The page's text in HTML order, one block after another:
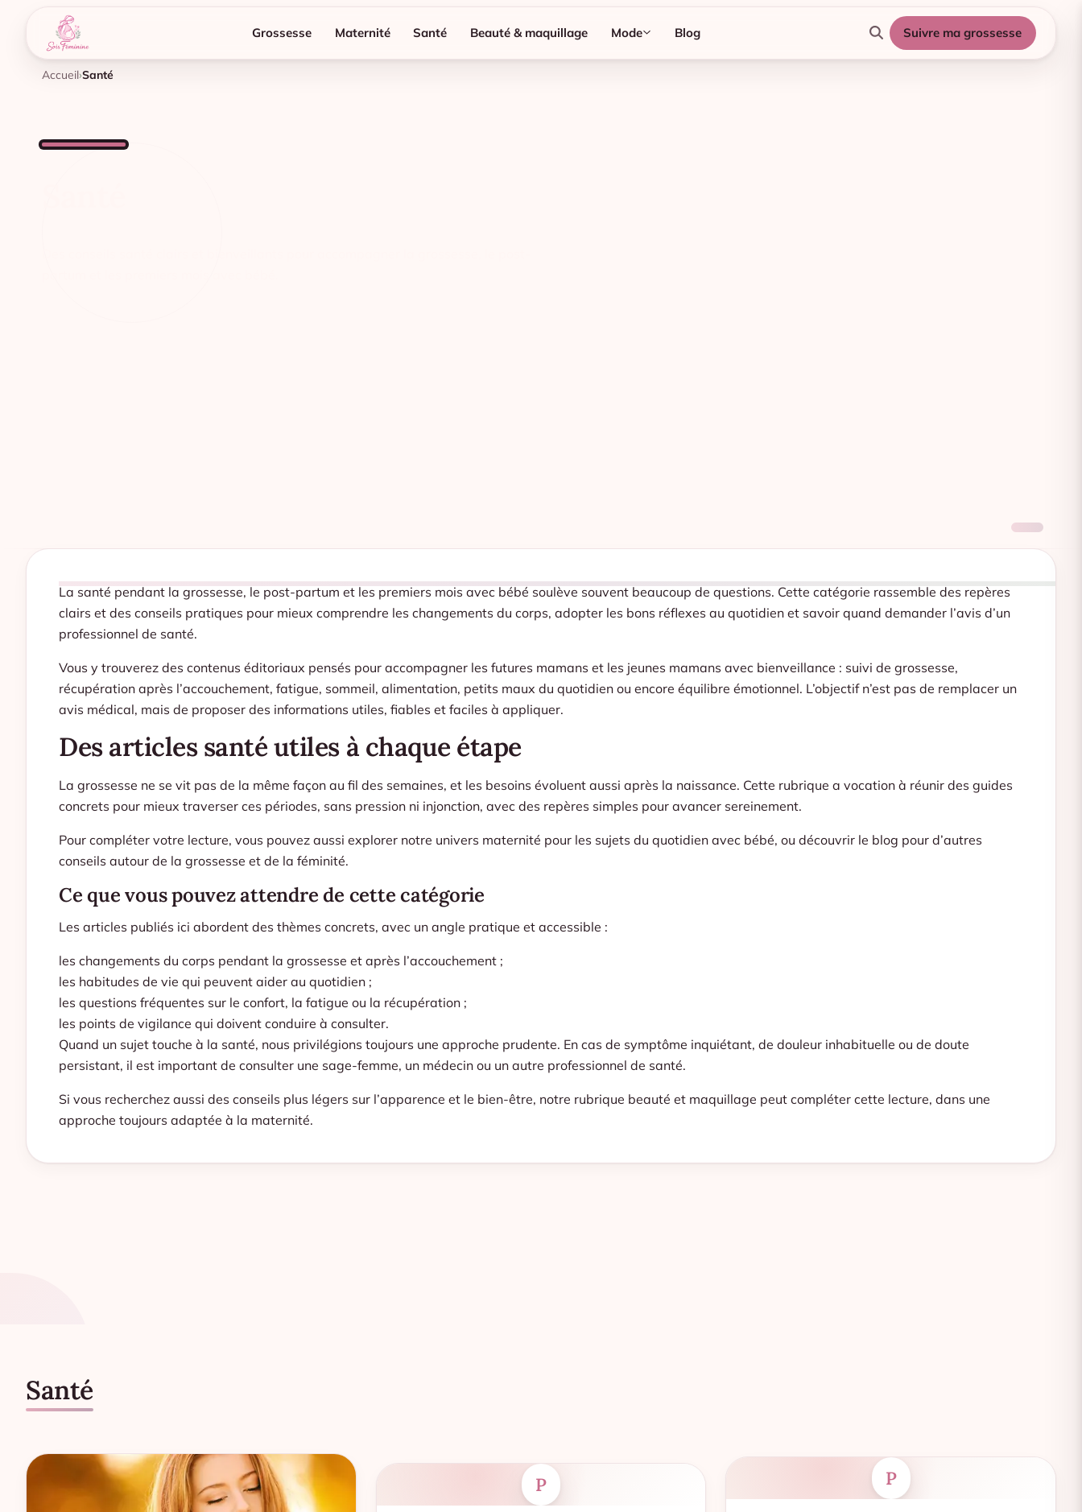
Grossesse Maternité Santé Beauté & maquillage Mode Blog Suivre ma grossesse
Accueil Santé
La santé pendant la grossesse, le post-partum et les premiers mois avec bébé soulève souvent beaucoup de questions. Cette catégorie rassemble des repères
clairs et des conseils pratiques pour mieux comprendre les changements du corps, adopter les bons réflexes au quotidien et savoir quand demander l’avis d’un
professionnel de santé.
Vous y trouverez des contenus éditoriaux pensés pour accompagner les futures mamans et les jeunes mamans avec bienveillance : suivi de grossesse,
récupération après l’accouchement, fatigue, sommeil, alimentation, petits maux du quotidien ou encore équilibre émotionnel. L’objectif n’est pas de remplacer un
avis médical, mais de proposer des informations utiles, fiables et faciles à appliquer.
Des articles santé utiles à chaque étape
La grossesse ne se vit pas de la même façon au fil des semaines, et les besoins évoluent aussi après la naissance. Cette rubrique a vocation à réunir des guides
concrets pour mieux traverser ces périodes, sans pression ni injonction, avec des repères simples pour avancer sereinement.
Pour compléter votre lecture, vous pouvez aussi explorer notre univers maternité pour les sujets du quotidien avec bébé, ou découvrir le blog pour d’autres
conseils autour de la grossesse et de la féminité.
Ce que vous pouvez attendre de cette catégorie
Les articles publiés ici abordent des thèmes concrets, avec un angle pratique et accessible :
les changements du corps pendant la grossesse et après l’accouchement ;
les habitudes de vie qui peuvent aider au quotidien ;
les questions fréquentes sur le confort, la fatigue ou la récupération ;
les points de vigilance qui doivent conduire à consulter.
Quand un sujet touche à la santé, nous privilégions toujours une approche prudente. En cas de symptôme inquiétant, de douleur inhabituelle ou de doute
persistant, il est important de consulter une sage-femme, un médecin ou un autre professionnel de santé.
Si vous recherchez aussi des conseils plus légers sur l’apparence et le bien-être, notre rubrique beauté et maquillage peut compléter cette lecture, dans une
approche toujours adaptée à la maternité.
Santé
P P